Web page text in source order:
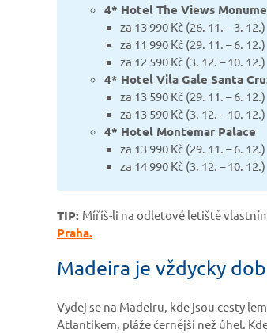
4* Hotel The Views
za 13 990 Kč (26. 11. – 3. 12.)
za 11 990 Kč (29. 11. – 6. 12.)
za 12 590 Kč (3. 12. – 10. 12.)
4* Hotel Vila Gale Santa
za 13 590 Kč (29. 11. – 6. 12.)
za 13 590 Kč (3. 12. – 10. 12.)
4* Hotel Montemar Palace
za 13 990 Kč (29. 11. – 6. 12.)
za 14 990 Kč (3. 12. – 10. 12.)
TIP: Míříš-li na odletové letiště
Praha.
Madeira je vždycky
Vydej se na Madeiru, kde jsou cesty
Atlantikem, pláže černější než úhel.